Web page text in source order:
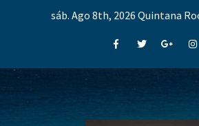
sáb. Ago 8th, 2026 Quintana
FacebookTwitterGoogle+